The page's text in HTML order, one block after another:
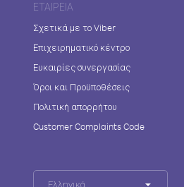
ΕΤΑΙΡΕΊΑ
Σχετικά με το Viber
Επιχειρηματικό κέντρο
Ευκαιρίες συνεργασίας
Όροι και Προϋποθέσεις
Πολιτική απορρήτου
Customer Complaints Code
Ελληνικά